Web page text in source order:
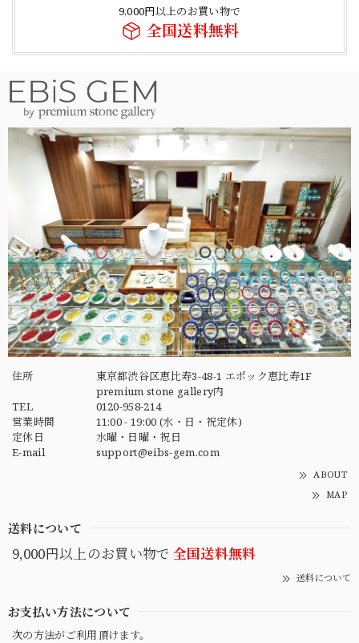
9,000円以上のお買い物で
全国送料無料
住所
東京都渋谷区恵比寿3-48-1 エポック恵比寿1F
premium stone gallery内
TEL
0120-958-214
営業時間
11:00 - 19:00 (水・日・祝定休)
定休日
水曜・日曜・祝日
E-mail
support@eibs-gem.com
ABOUT
MAP
送料について
9,000円以上のお買い物で 全国送料無料
送料について
お支払い方法について
次の方法がご利用頂けます。